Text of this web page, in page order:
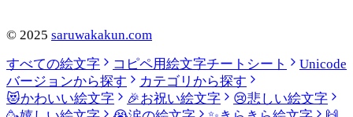
© 2025 saruwakakun.com
すべての絵文字
コピペ用絵文字チートシート
Unicode
バージョンから探す
カテゴリから探す
😻かわいい絵文字 🎉お祝い絵文字 😢悲しい絵文字